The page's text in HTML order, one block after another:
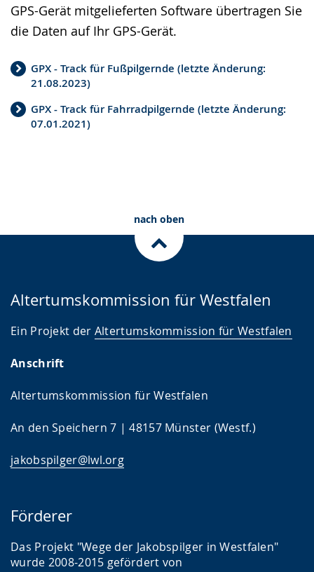
GPS-Gerät mitgelieferten Software übertragen Sie
die Daten auf Ihr GPS-Gerät.
GPX - Track für Fußpilgernde (letzte Änderung:
21.08.2023)
GPX - Track für Fahrradpilgernde (letzte Änderung:
07.01.2021)
a
c
h
e
w
e
-
U
n
t
e
r
.
s
c
h
e
r
G
p
r
c
w
r
a
g
e
nach oben
Altertumskommission für Westfalen
Ein Projekt der Altertumskommission für Westfalen
Anschrift
Altertumskommission für Westfalen
An den Speichern 7 | 48157 Münster (Westf.)
jakobspilger@lwl.org
Förderer
Das Projekt "Wege der Jakobspilger in Westfalen"
wurde 2008-2015 gefördert von